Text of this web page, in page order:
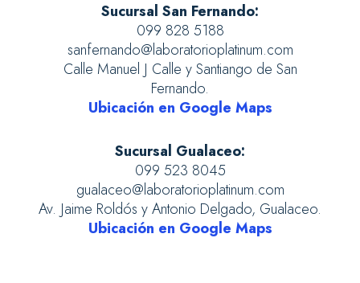
Sucursal San Fernando:
099 828 5188
sanfernando@laboratorioplatinum.com
Calle Manuel J Calle y Santiango de San
Fernando.
Ubicación en Google Maps
Sucursal Gualaceo:
099 523 8045
gualaceo@laboratorioplatinum.com
Av. Jaime Roldós y Antonio Delgado, Gualaceo.
Ubicación en Google Maps